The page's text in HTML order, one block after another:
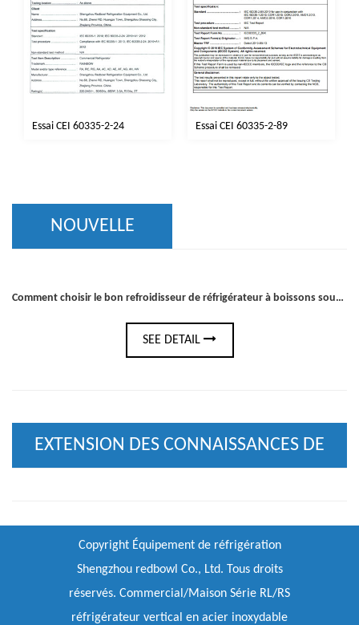
Essai CEI 60335-2-24 Essai CEI 60335-2-89
NOUVELLE
Comment choisir le bon refroidisseur de réfrigérateur à boissons sous le comptoir pour votre bar ou votre cuisine
SEE DETAIL
EXTENSION DES CONNAISSANCES DE
Copyright Équipement de réfrigération
Shengzhou redbowl Co., Ltd. Tous droits
réservés. Commercial/Maison Série RL/RS
réfrigérateur vertical en acier inoxydable